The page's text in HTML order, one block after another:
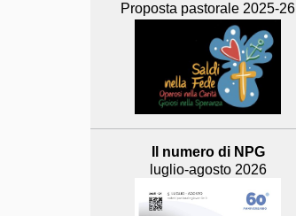
Proposta pastorale 2025-26
Il numero di NPG
luglio-agosto 2026